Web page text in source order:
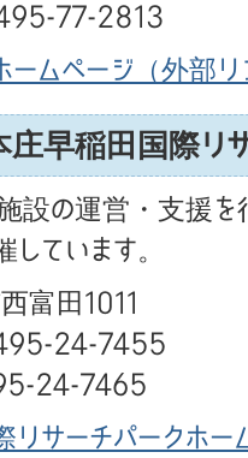
77-2813
ムページ （外部
早稲田国際リサ
施設の運営・支援を
ています。
富田1011
24-7455
24-7465
サーチパークホー